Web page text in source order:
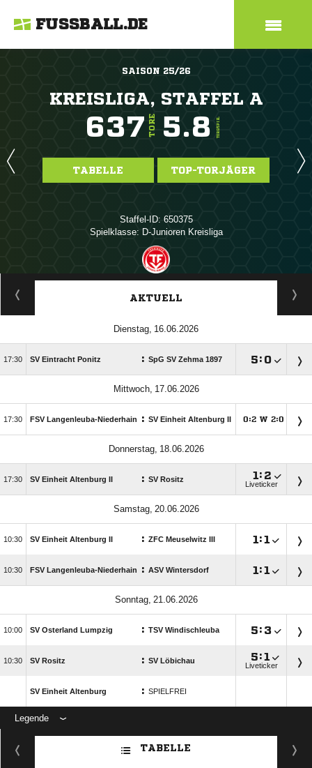
FUSSBALL.DE
SAISON 25/26
KREISLIGA, STAFFEL A
637 TORE 5.8 TORE/SPIEL
TABELLE TOP-TORJÄGER
Staffel-ID: 650375
Spielklasse: D-Junioren Kreisliga
ANZEIGE
AKTUELL
 
 SV Eintracht Ponitz : SpG SV Zehma 1897 : 
 
 FSV Langenleuba-Niederhain : SV Einheit Altenburg II : W:
 
 SV Einheit Altenburg II : SV Rositz  : 
Liveticker
 
 SV Einheit Altenburg II : ZFC Meuselwitz III  :
 FSV Langenleuba-Niederhain : ASV Wintersdorf  :
 
 SV Osterland Lumpzig : TSV Windischleuba : 
 SV Rositz : SV Löbichau :
Liveticker
SV Einheit Altenburg : SPIELFREI
Legende
ANZEIGE
TABELLE